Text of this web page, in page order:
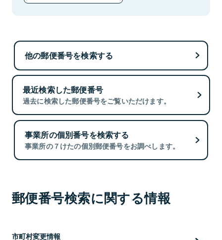
他の郵便番号を検索する
最近検索した郵便番号
過去に検索した郵便番号をご覧いただけます。
事業所の個別番号を検索する
事業所の７けたの個別郵便番号をお調べします。
郵便番号検索に関する情報
市町村変更情報